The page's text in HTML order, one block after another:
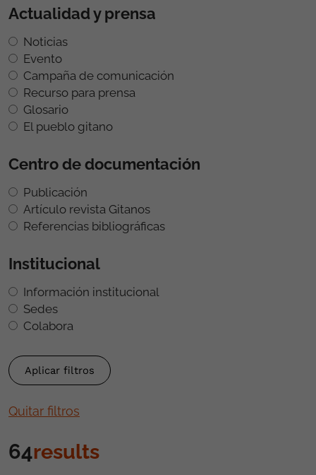
Actualidad y prensa
Noticias
Evento
Campaña de comunicación
Recurso para prensa
Glosario
El pueblo gitano
Centro de documentación
Publicación
Artículo revista Gitanos
Referencias bibliográficas
Institucional
Información institucional
Sedes
Colabora
Quitar filtros
64results